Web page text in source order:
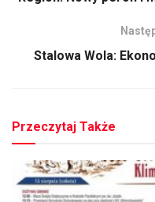
Stalowa Wola:
Przeczytaj Także